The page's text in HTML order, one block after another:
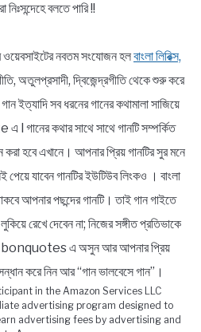
নিঃসন্দেহে বলতে পারি !!
নবতম সংযোজন হলবাংলা লিরিক্স,
অতুলপ্রসাদী, দ্বিজেন্দ্রগীতি থেকে শুরু করে
ইত্যাদি সব ধরনের গানের কথামালা সাজিয়ে
কথার সাথে সাথে গানটি সম্পর্কিত
হবে এখানে। আপনার প্রিয় গানটির সুর মনে
পেয়ে যাবেন গানটির ইউটিউব লিংকও । বাংলা
আপনার পছন্দের গানটি। তাই গান গাইতে
রেখে দেবেন না; নিজের সঙ্গীত প্রতিভাকে
bonquotes এ অসুন আর আপনার প্রিয়
করে নিন আর “গান ভালবেসে গান”।
in the Amazon Services LLC
advertising program designed to
advertising fees by advertising and